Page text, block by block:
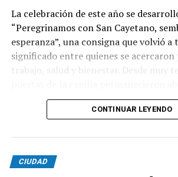
La celebración de este año se
“Peregrinamos con San Cayetano,
esperanza”, una consigna que volvió a
significado entre quienes se
trabajo, salud y bienestar. Desde muy
La imagen del santo salió del santuario
6700 y fue acompañada por una
las calles del barrio. Grandes, jóvenes
sumaron al recorrido con banderas,
expresiones de fe.
CONTINUAR LEYENDO
CIUDAD